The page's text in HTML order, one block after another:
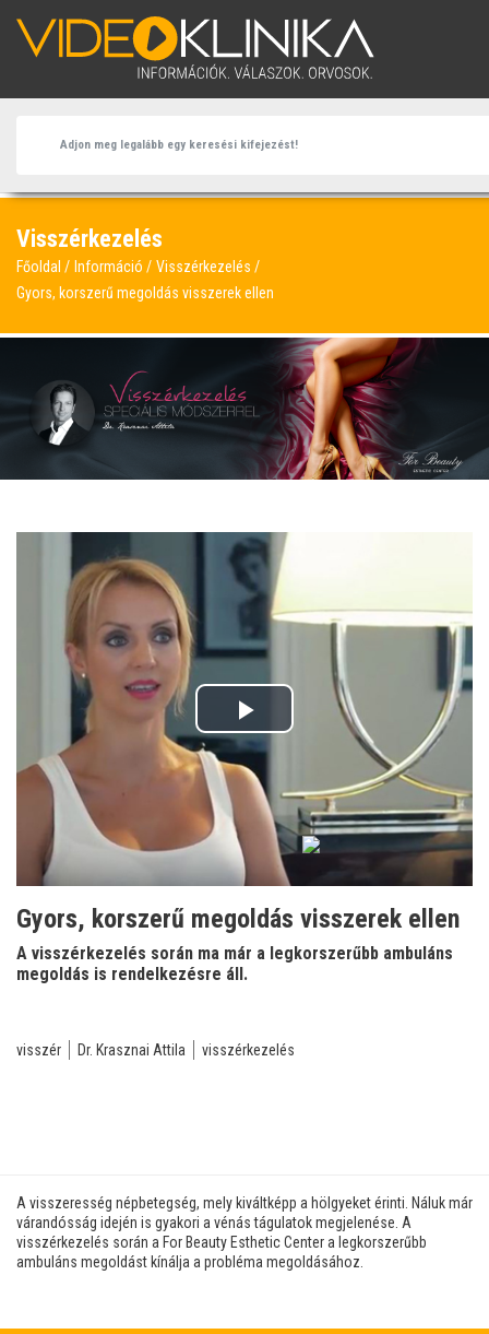
Visszérkezelés
Főoldal Információ
Visszérkezelés
Gyors, korszerű megoldás visszerek ellen
Play
Video
Gyors, korszerű megoldás visszerek ellen
A visszérkezelés során ma már a legkorszerűbb ambuláns
megoldás is rendelkezésre áll.
visszér Dr. Krasznai Attila visszérkezelés
A visszeresség népbetegség, mely kiváltképp a hölgyeket érinti. Náluk már
várandósság idején is gyakori a vénás tágulatok megjelenése. A
visszérkezelés során a For Beauty Esthetic Center a legkorszerűbb
ambuláns megoldást kínálja a probléma megoldásához.